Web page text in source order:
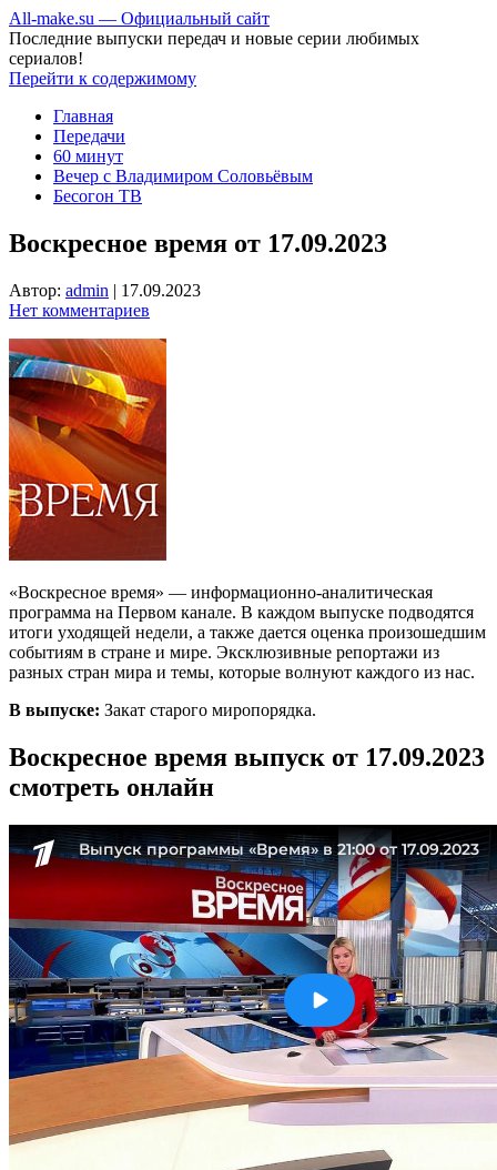
All-make.su — Официальный сайт
Последние выпуски передач и новые серии любимых
сериалов!
Перейти к содержимому
Главная
Передачи
60 минут
Вечер с Владимиром Соловьёвым
Бесогон ТВ
Воскресное время от 17.09.2023
Автор: admin | 17.09.2023
Нет комментариев
«Воскресное время» — информационно-аналитическая
программа на Первом канале. В каждом выпуске подводятся
итоги уходящей недели, а также дается оценка произошедшим
событиям в стране и мире. Эксклюзивные репортажи из
разных стран мира и темы, которые волнуют каждого из нас.
В выпуске: Закат старого миропорядка.
Воскресное время выпуск от 17.09.2023
смотреть онлайн